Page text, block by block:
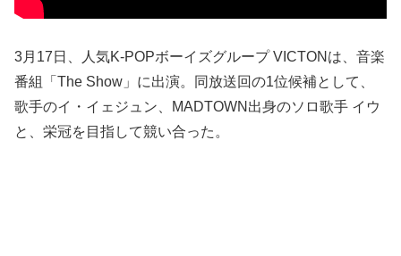
3月17日、人気K-POPボーイズグループ VICTONは、音楽
番組「The Show」に出演。同放送回の1位候補として、
歌手のイ・イェジュン、MADTOWN出身のソロ歌手 イウ
と、栄冠を目指して競い合った。